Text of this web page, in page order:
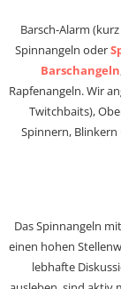
Barsch-Alarm
Spinnangeln oder
Barschangeln
Rapfenangeln. Wir
Twitchbaits),
Spinnern,
Das Spinnangeln
einen hohen
lebhafte